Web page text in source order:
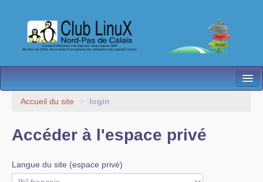
L’Association
Contact
Accueil du site > login
Accéder à l'espace privé
Langue du site (espace privé)